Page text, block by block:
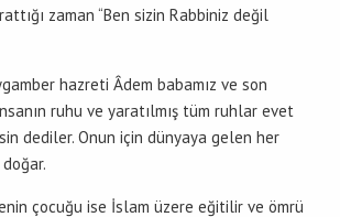
zaman “Ben sizin Rabbiniz değil
hazreti Âdem babamız ve son
ruhu ve yaratılmış tüm ruhlar evet
dediler. Onun için dünyaya gelen her
çocuğu ise İslam üzere eğitilir ve ömrü